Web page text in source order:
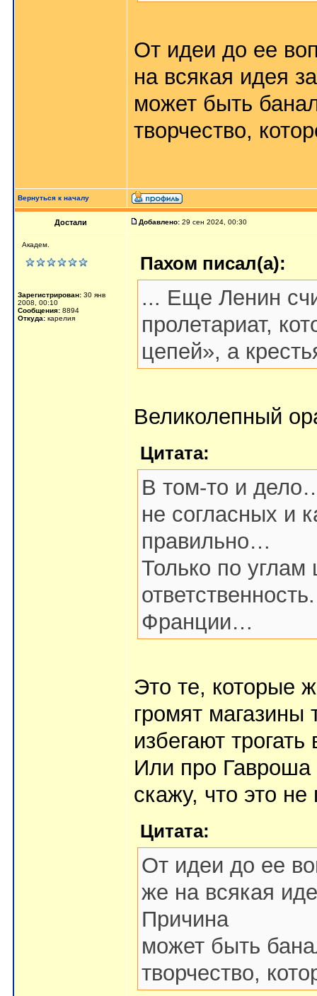
От идеи до ее
на всякая идея
может быть
творчество,
Вернуться к началу
Достали Добавлено: 29 сен 2024, 00:30
Академ.
Зарегистрирован: 30 янв
2008, 00:10
Сообщения: 8894
Откуда: карелия
Пахом писал(а):
... Еще Ленин
пролетариат,
цепей», а
Великолепный
Цитата:
В том-то и
не согласных и
правильно…
Только по
Франции…
Это те, которые
громят магазины
избегают
Или про
скажу, что это
Цитата:
От идеи до ее
же на всякая
Причина
может быть
творчество,